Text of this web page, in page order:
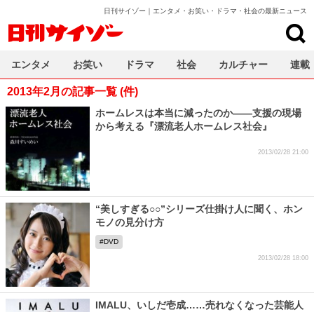
日刊サイゾー｜エンタメ・お笑い・ドラマ・社会の最新ニュース
2013年2月の記事一覧 (件)
ホームレスは本当に減ったのか――支援の現場
から考える『漂流老人ホームレス社会』
2013/02/28 21:00
“美しすぎる○○”シリーズ仕掛け人に聞く、ホン
モノの見分け方
DVD
2013/02/28 18:00
IMALU、いしだ壱成……売れなくなった芸能人
エンタメ お笑い ドラマ 社会 カルチャー 連載